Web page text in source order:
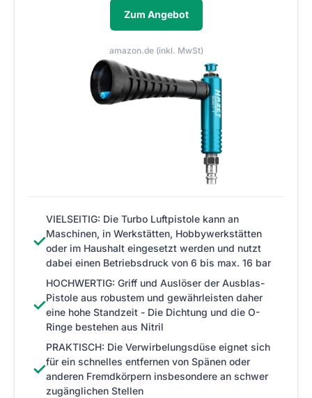
Zum Angebot
amazon.de (inkl. MwSt)
✓
VIELSEITIG: Die Turbo Luftpistole kann an
Maschinen, in Werkstätten, Hobbywerkstätten
oder im Haushalt eingesetzt werden und nutzt
dabei einen Betriebsdruck von 6 bis max. 16 bar
✓
HOCHWERTIG: Griff und Auslöser der Ausblas-
Pistole aus robustem und gewährleisten daher
eine hohe Standzeit - Die Dichtung und die O-
Ringe bestehen aus Nitril
✓
PRAKTISCH: Die Verwirbelungsdüse eignet sich
für ein schnelles entfernen von Spänen oder
anderen Fremdkörpern insbesondere an schwer
zugänglichen Stellen